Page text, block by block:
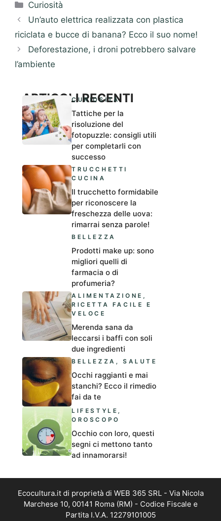
Categorie
Curiosità
Un’auto elettrica realizzata con plastica
riciclata e bucce di banana? Ecco il suo nome!
Deforestazione, i droni potrebbero salvare
l’ambiente
ARTICOLI RECENTI
CURIOSITÀ
Tattiche per la
risoluzione del
fotopuzzle: consigli utili
per completarli con
successo
TRUCCHETTI
CUCINA
Il trucchetto formidabile
per riconoscere la
freschezza delle uova:
rimarrai senza parole!
BELLEZZA
Prodotti make up: sono
migliori quelli di
farmacia o di
profumeria?
ALIMENTAZIONE ,
RICETTA FACILE E
VELOCE
Merenda sana da
leccarsi i baffi con soli
due ingredienti
BELLEZZA ,SALUTE
Occhi raggianti e mai
stanchi? Ecco il rimedio
fai da te
LIFESTYLE ,
OROSCOPO
Occhio con loro, questi
segni ci mettono tanto
ad innamorarsi!
Ecocultura.it di proprietà di WEB 365 SRL - Via Nicola
Marchese 10, 00141 Roma (RM) - Codice Fiscale e
Partita I.V.A. 12279101005